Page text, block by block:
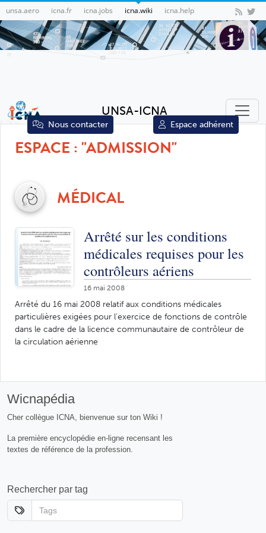
unsa.aero icna.fr icna.jobs icna.wiki icna.help
Nous contacter Espace adhérent
UNSA-ICNA
ESPACE : "ADMISSION"
MÉDICAL
Arrêté sur les conditions
médicales requises pour les
contrôleurs aériens
16 mai 2008
Arrêté du 16 mai 2008 relatif aux conditions médicales
particulières exigées pour l'exercice de fonctions de contrôle
dans le cadre de la licence communautaire de contrôleur de
la circulation aérienne
Wicnapédia
Cher collègue ICNA, bienvenue sur ton Wiki !
La première encyclopédie en-ligne recensant les
textes de référence de la profession.
Rechercher par tag